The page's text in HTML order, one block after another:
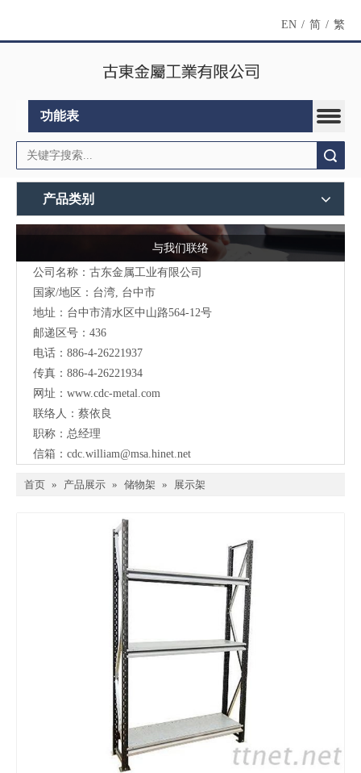
EN / 简 / 繁
功能表
产品类别
与我们联络
公司名称：古东金属工业有限公司
国家/地区：台湾, 台中市
地址：台中市清水区中山路564-12号
邮递区号：436
电话：886-4-26221937
传真：886-4-26221934
网址： www.cdc-metal.com
联络人：蔡依良
职称：总经理
信箱： cdc.william@msa.hinet.net
首页 » 产品展示 » 储物架 » 展示架